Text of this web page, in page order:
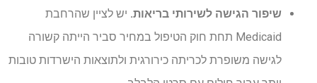
שיפור הגישה לשירותי בריאות. יש לציין שהרחבת
Medicaid תחת חוק הטיפול במחיר סביר הייתה קשורה
לגישה משופרת לכריתה כירורגית ולתוצאות הישרדות טובות